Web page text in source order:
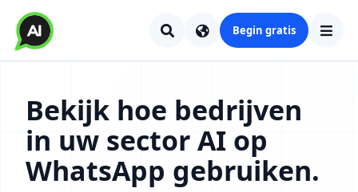
Begin gratis
Bekijk hoe bedrijven
in uw sector AI op
WhatsApp gebruiken.